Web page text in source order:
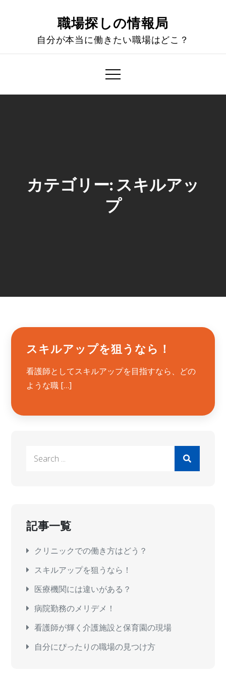
職場探しの情報局
自分が本当に働きたい職場はどこ？
カテゴリー: スキルアッ
プ
スキルアップを狙うなら！
看護師としてスキルアップを目指すなら、どの
ような職 […]
記事一覧
クリニックでの働き方はどう？
スキルアップを狙うなら！
医療機関には違いがある？
病院勤務のメリデメ！
看護師が輝く介護施設と保育園の現場
自分にぴったりの職場の見つけ方